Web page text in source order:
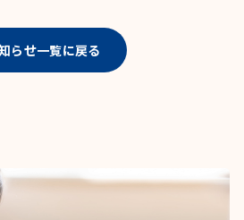
らせ一覧に戻る